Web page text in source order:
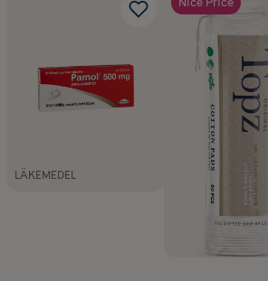
LÄKEMEDEL